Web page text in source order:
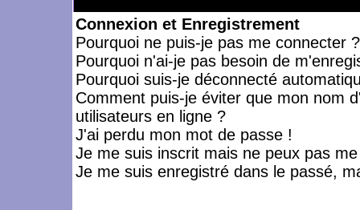
Connexion et Enregistrement
Pourquoi ne puis-je pas me connecter ?
Pourquoi n'ai-je pas besoin de
Pourquoi suis-je déconnecté
Comment puis-je éviter que mon nom
utilisateurs en ligne ?
J'ai perdu mon mot de passe !
Je me suis inscrit mais ne peux pas
Je me suis enregistré dans le passé,